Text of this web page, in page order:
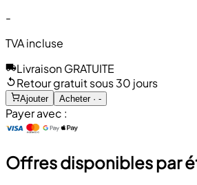
-
TVA incluse
Livraison GRATUITE
Retour gratuit sous 30 jours
Ajouter Acheter · -
Payer avec :
Offres disponibles par